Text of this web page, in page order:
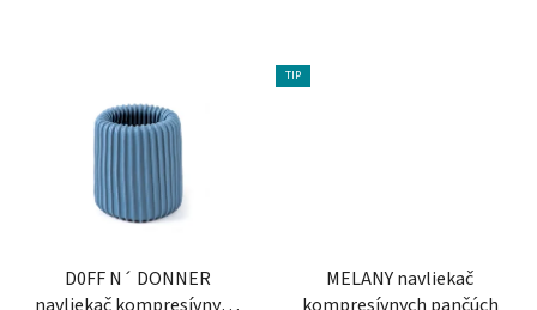
D0FF N´ DONNER
TIP
MELANY navliekač